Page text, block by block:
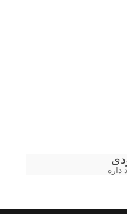
داره